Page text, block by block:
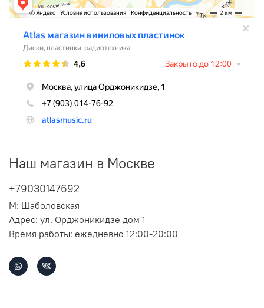
Наш магазин в Москве
+79030147692
М: Шаболовская
Адрес: ул. Орджоникидзе дом 1
Время работы: ежедневно 12:00-20:00